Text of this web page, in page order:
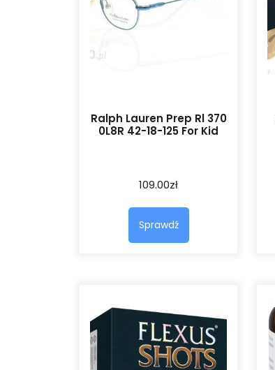
Ralph Lauren Prep Rl 370
0L8R 42-18-125 For Kid
109.00zł
Sprawdź